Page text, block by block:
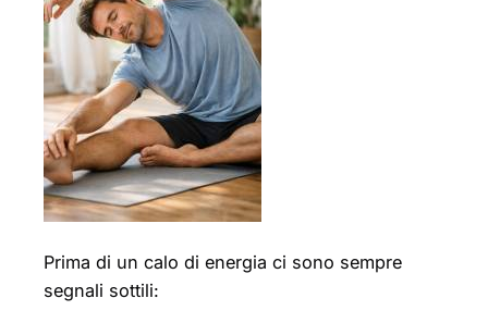
Prima di un calo di energia ci sono sempre
segnali sottili: